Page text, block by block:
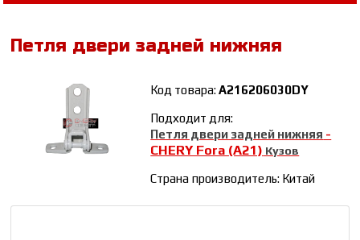
Петля двери задней нижняя
Код товара:A216206030DY
Подходит для:
Петля двери задней нижняя -
CHERY Fora (A21) Кузов
Страна производитель: Китай